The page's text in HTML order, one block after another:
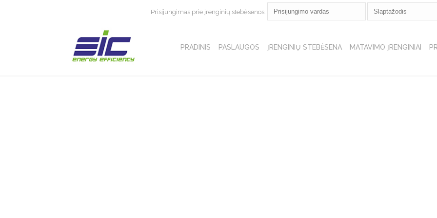
Prisijungimas prie įrenginių stebėsenos:
PRADINIS PASLAUGOS ĮRENGINIŲ STEBĖSENA MATAVIMO ĮRENGINIAI